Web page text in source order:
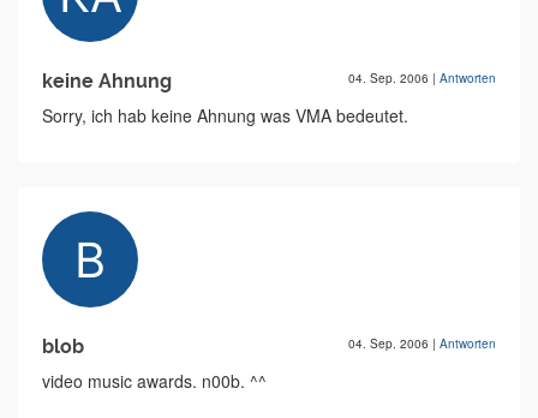
keine Ahnung 04. Sep. 2006 | Antworten
Sorry, ich hab keine Ahnung was VMA bedeutet.
blob 04. Sep. 2006 | Antworten
video music awards. n00b. ^^